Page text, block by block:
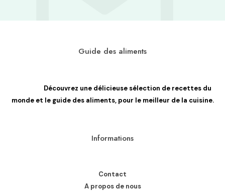
Guide des aliments
Découvrez une délicieuse sélection de recettes du
monde et le guide des aliments, pour le meilleur de la cuisine.
Informations
Contact
A propos de nous